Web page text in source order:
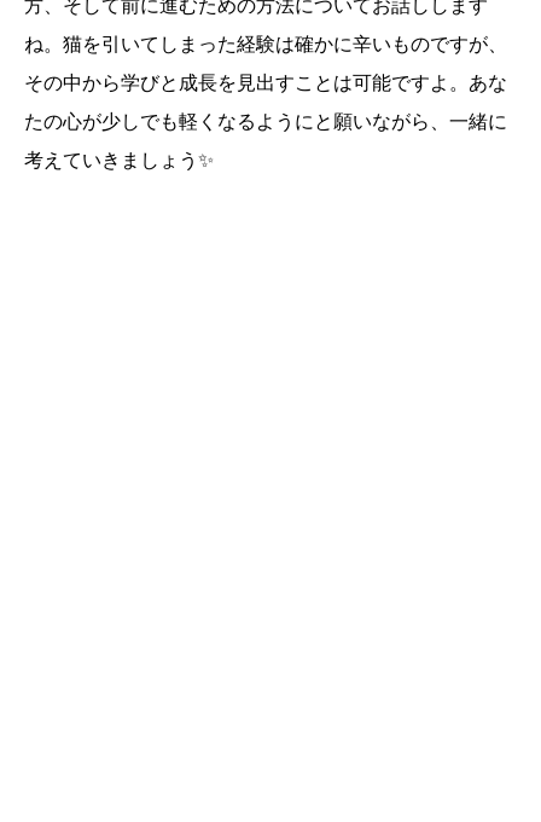
方、そして前に進むための方法についてお話しします
ね。猫を引いてしまった経験は確かに辛いものですが、
その中から学びと成長を見出すことは可能ですよ。あな
たの心が少しでも軽くなるようにと願いながら、一緒に
考えていきましょう✨